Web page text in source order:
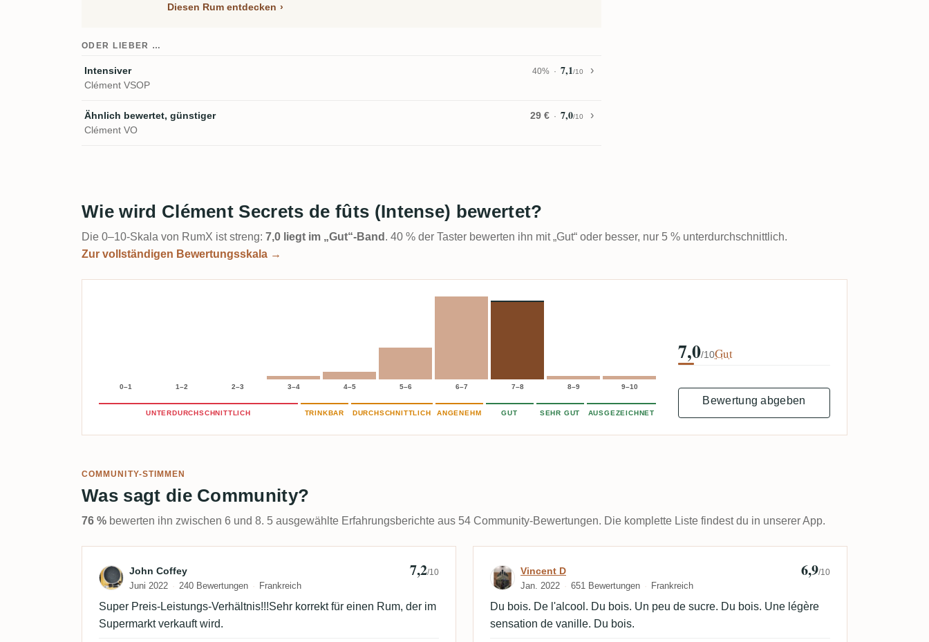
Diesen Rum entdecken
ODER LIEBER …
Intensiver 40% 7,1/10
Clément VSOP
Ähnlich bewertet, günstiger 29 € 7,0/10
Clément VO
Wie wird Clément Secrets de fûts (Intense) bewertet?
Die 0–10-Skala von RumX ist streng: 7,0 liegt im „Gut“-Band . 40 % der Taster bewerten ihn mit „Gut“ oder besser, nur 5 % unterdurchschnittlich.
Zur vollständigen Bewertungsskala →
0–1 1–2 2–3 3–4 4–5 5–6 6–7 7–8 8–9 9–10
UNTERDURCHSCHNITTLICH TRINKBAR DURCHSCHNITTLICH ANGENEHM GUT SEHR GUT AUSGEZEICHNET
7,0/10Gut
Bewertung abgeben
COMMUNITY-STIMMEN
Was sagt die Community?
76 % bewerten ihn zwischen 6 und 8. 5 ausgewählte Erfahrungsberichte aus 54 Community-Bewertungen. Die komplette Liste findest du in unserer App.
Bewertung von John Coffey
John Coffey
Juni 2022 240 Bewertungen Frankreich
7,2/10
Super Preis-Leistungs-Verhältnis!!!Sehr korrekt für einen Rum, der im
Supermarkt verkauft wird.
Bewertung von Vincent D
Vincent D
Jan. 2022 651 Bewertungen Frankreich
6,9/10
Du bois. De l'alcool. Du bois. Un peu de sucre. Du bois. Une légère
sensation de vanille. Du bois.